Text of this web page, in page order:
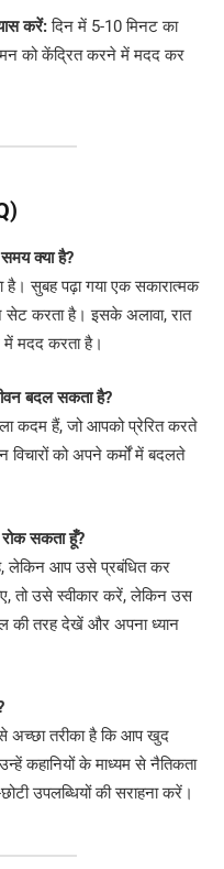
करें:दिन में 5-10 मिनट का
को केंद्रित करने में मदद कर
क्या है?
सुबह पढ़ा गया एक सकारात्मक
सेट करता है। इसके अलावा, रात
मदद करता है।
बदल सकता है?
कदम हैं, जो आपको प्रेरित करते
को अपने कर्मों में बदलते
सकता हूँ?
लेकिन आप उसे प्रबंधित कर
तो उसे स्वीकार करें, लेकिन उस
की तरह देखें और अपना ध्यान
अच्छा तरीका है कि आप खुद
कहानियों के माध्यम से नैतिकता
उपलब्धियों की सराहना करें।